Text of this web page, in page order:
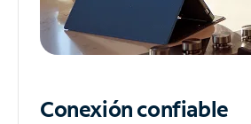
Conexión confiable